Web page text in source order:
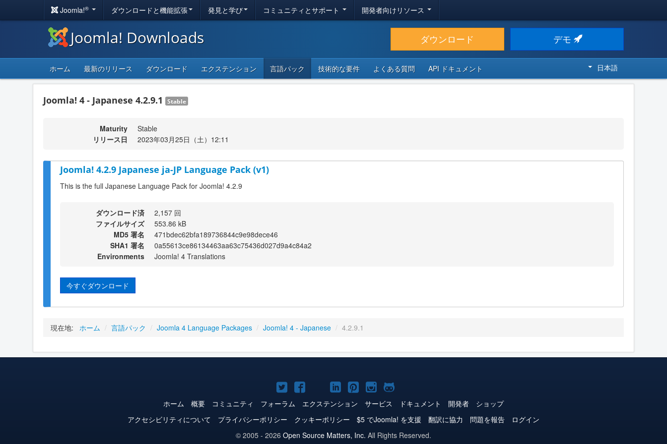
Joomla!® ダウンロードと機能拡張 発見と学び コミュニティとサポート 開発者向けリソース
Joomla! Downloads ダウンロード デモ
ホーム 最新のリリース ダウンロード エクステンション 言語パック 技術的な要件 よくある質問 API ドキュメント 日本語
Joomla! 4 - Japanese 4.2.9.1 Stable
Maturity
Stable
リリース日
2023年03月25日（土）12:11
Joomla! 4.2.9 Japanese ja-JP Language Pack (v1)
This is the full Japanese Language Pack for Joomla! 4.2.9
ダウンロード済
2,157 回
ファイルサイズ
553.86 kB
MD5 署名
471bdec62bfa189736844c9e98dece46
SHA1 署名
0a55613ce86134463aa63c75436d027d9a4c84a2
Environments
Joomla! 4 Translations
今すぐダウンロード
現在地: ホーム / 言語パック / Joomla 4 Language Packages / Joomla! 4 - Japanese / 4.2.9.1
Joomla!
Twitter
Joomla!
Facebook
Joomla!
YouTube
Joomla!
LinkedIn
Joomla!
Pinterest
Joomla!
Instagram
Joomla!
GitHub
ホーム 概要 コミュニティ フォーラム エクステンション サービス ドキュメント 開発者
ショップ
アクセシビリティについて
プライバシーポリシー クッキーポリシー $5 でJoomla! を支援 翻訳に協力 問題を報告
ログイン
© 2005 - 2026 Open Source Matters, Inc. All Rights Reserved.